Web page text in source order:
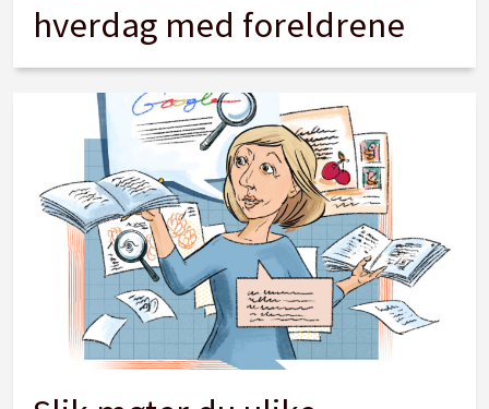
hverdag med foreldrene